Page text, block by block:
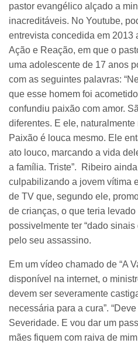
pastor evangélico alçado a
inacreditáveis. No Youtube,
entrevista concedida em 2013
Ação e Reação, em que o
uma adolescente de 17 anos
com as seguintes palavras:
que esse homem foi
confundiu paixão com amor.
diferentes. E ele,
Paixão é louca mesmo. Ele
ato louco, marcando a vida
a família. Triste”. Ribeiro
culpabilizando a jovem vítima
de TV que, segundo ele,
de crianças, o que teria
possivelmente ter “dado
pelo seu assassino.
Em um vídeo chamado de “A
disponível na internet, o
devem ser severamente
necessária para a cura”.
Severidade. E vou dar um
mães fiquem com raiva de